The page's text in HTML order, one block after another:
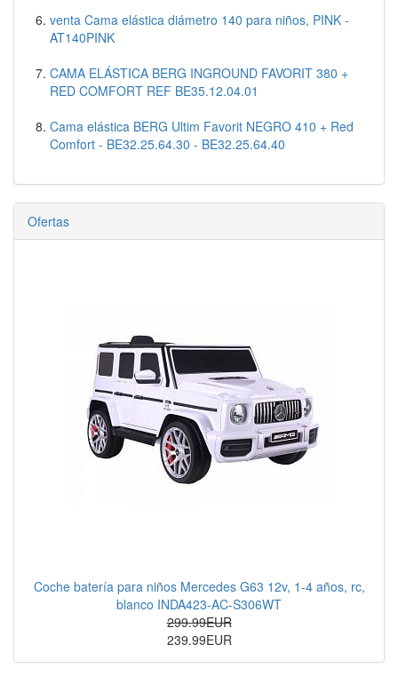
venta Cama elástica diámetro 140 para niños, PINK -
AT140PINK
CAMA ELÁSTICA BERG INGROUND FAVORIT 380 +
RED COMFORT REF BE35.12.04.01
Cama elástica BERG Ultim Favorit NEGRO 410 + Red
Comfort - BE32.25.64.30 - BE32.25.64.40
Ofertas
Coche batería para niños Mercedes G63 12v, 1-4 años, rc,
blanco INDA423-AC-S306WT
299.99EUR
239.99EUR